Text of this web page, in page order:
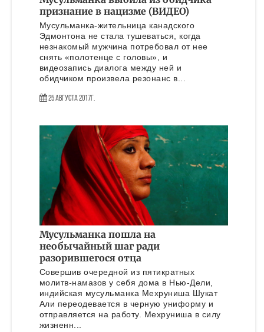
признание в нацизме (ВИДЕО)
Мусульманка-жительница канадского
Эдмонтона не стала тушеваться, когда
незнакомый мужчина потребовал от нее
снять «полотенце с головы», и
видеозапись диалога между ней и
обидчиком произвела резонанс в...
25 Августа 2017г.
Мусульманка пошла на
необычайный шаг ради
разорившегося отца
Совершив очередной из пятикратных
молитв-намазов у себя дома в Нью-Дели,
индийская мусульманка Мехруниша Шукат
Али переодевается в черную униформу и
отправляется на работу. Мехруниша в силу
жизненн...